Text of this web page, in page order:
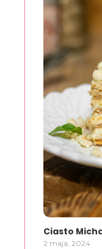
Ciasto
2 maja, 2024